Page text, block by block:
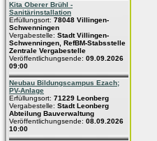
Kita Oberer Brühl -
Sanitärinstallation
Erfüllungsort: 78048 Villingen-
Schwenningen
Vergabestelle: Stadt Villingen-
Schwenningen, RefBM-Stabsstelle
Zentrale Vergabestelle
Veröffentlichungsende: 09.09.2026
09:00
Neubau Bildungscampus Ezach;
PV-Anlage
Erfüllungsort: 71229 Leonberg
Vergabestelle: Stadt Leonberg
Abteilung Bauverwaltung
Veröffentlichungsende: 08.09.2026
10:00